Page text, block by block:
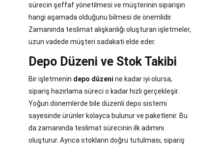
sürecin şeffaf yönetilmesi ve müşterinin siparişin
hangi aşamada olduğunu bilmesi de önemlidir.
Zamanında teslimat alışkanlığı oluşturan işletmeler,
uzun vadede müşteri sadakati elde eder.
Depo Düzeni ve Stok Takibi
Bir işletmenin depo düzeni ne kadar iyi olursa,
sipariş hazırlama süreci o kadar hızlı gerçekleşir.
Yoğun dönemlerde bile düzenli depo sistemi
sayesinde ürünler kolayca bulunur ve paketlenir. Bu
da zamanında teslimat sürecinin ilk adımını
oluşturur. Ayrıca stokların doğru tutulması, sipariş